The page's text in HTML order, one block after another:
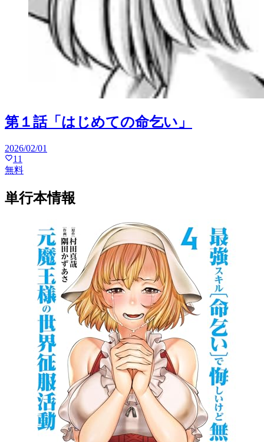
第１話「はじめての命乞い」
2026/02/01
11
無料
単行本情報